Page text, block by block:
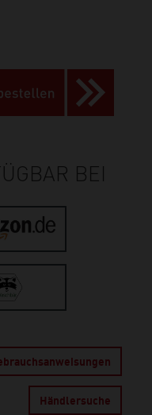
BEI
Händlersuche